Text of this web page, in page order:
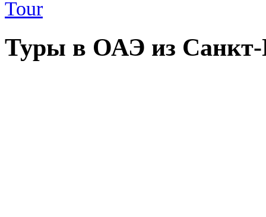
Туры в ОАЭ из Санкт-